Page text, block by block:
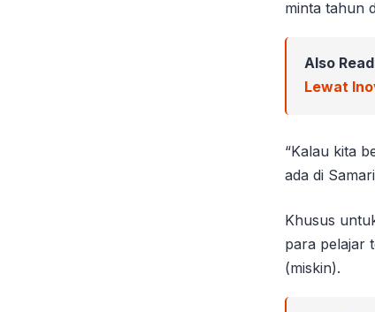
minta tahun
Also
Lewat
“Kalau kita
ada di
Khusus
para pelajar
(miskin).